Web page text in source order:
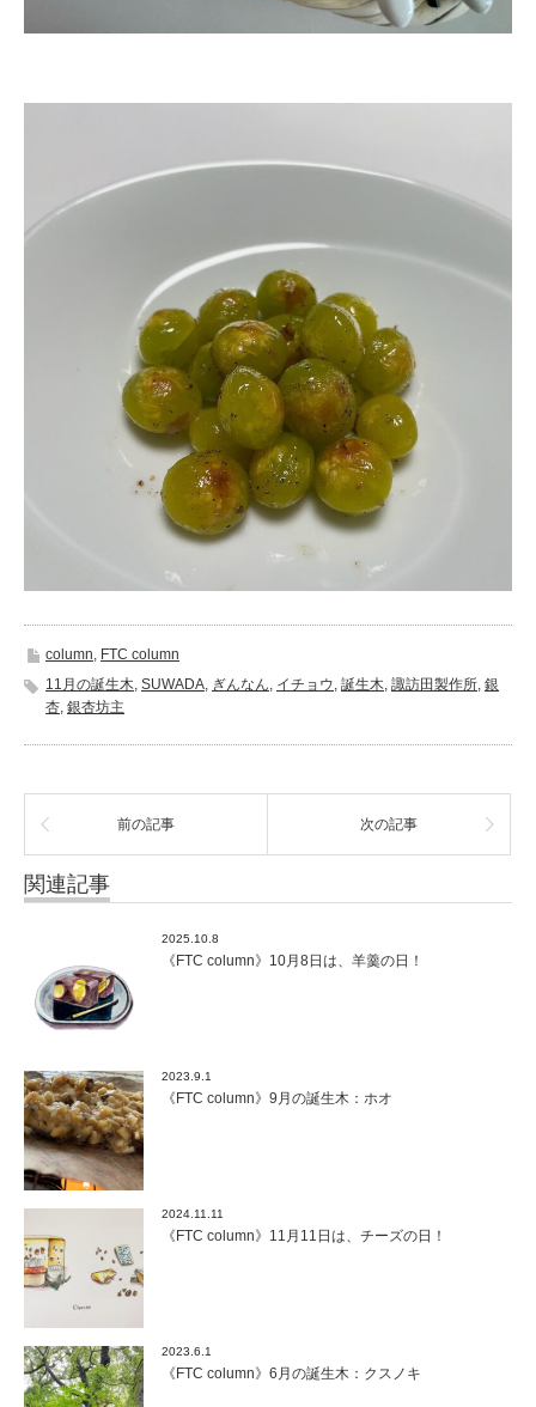
column FTC column
11月の誕生木 SUWADA ぎんなん イチョウ 誕生木 諏訪田製作所 銀
杏 銀杏坊主
前の記事 次の記事
関連記事
2025.10.8
《FTC column》10月8日は、羊羹の日！
2023.9.1
《FTC column》9月の誕生木：ホオ
2024.11.11
《FTC column》11月11日は、チーズの日！
2023.6.1
《FTC column》6月の誕生木：クスノキ